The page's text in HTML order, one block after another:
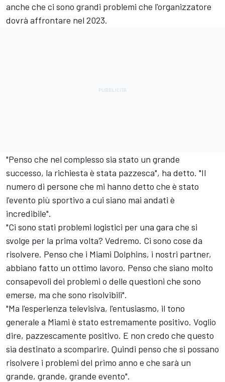
anche che ci sono grandi problemi che l'organizzatore
dovrà affrontare nel 2023.
"Penso che nel complesso sia stato un grande
successo, la richiesta è stata pazzesca", ha detto. "Il
numero di persone che mi hanno detto che è stato
l'evento più sportivo a cui siano mai andati è
incredibile".
"Ci sono stati problemi logistici per una gara che si
svolge per la prima volta? Vedremo. Ci sono cose da
risolvere. Penso che i Miami Dolphins, i nostri partner,
abbiano fatto un ottimo lavoro. Penso che siano molto
consapevoli dei problemi o delle questioni che sono
emerse, ma che sono risolvibili".
"Ma l'esperienza televisiva, l'entusiasmo, il tono
generale a Miami è stato estremamente positivo. Voglio
dire, pazzescamente positivo. E non credo che questo
sia destinato a scomparire. Quindi penso che si possano
risolvere i problemi del primo anno e che sarà un
grande, grande, grande evento".